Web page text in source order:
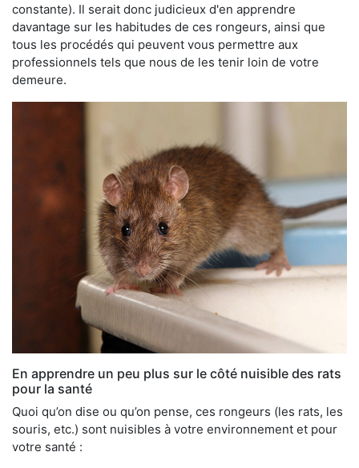
constante). Il serait donc judicieux d'en apprendre
davantage sur les habitudes de ces rongeurs, ainsi que
tous les procédés qui peuvent vous permettre aux
professionnels tels que nous de les tenir loin de votre
demeure.
En apprendre un peu plus sur le côté nuisible des rats
pour la santé
Quoi qu’on dise ou qu’on pense, ces rongeurs (les rats, les
souris, etc.) sont nuisibles à votre environnement et pour
votre santé :